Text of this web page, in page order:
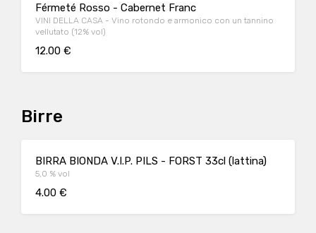
Férmeté Rosso - Cabernet Franc
VINI DELLA CASA - Vino rotondo e armonico con un tannino
vellutato (12% vol)
12.00 €
Birre
BIRRA BIONDA V.I.P. PILS - FORST 33cl (lattina)
5,0 % vol
4.00 €